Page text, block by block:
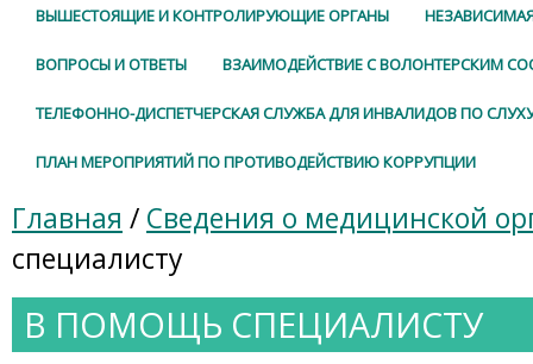
ВЫШЕСТОЯЩИЕ И КОНТРОЛИРУЮЩИЕ ОРГАНЫ
ВОПРОСЫ И ОТВЕТЫ ВЗАИМОДЕЙСТВИЕ С ВОЛОНТЕРСКИМ
ТЕЛЕФОННО-ДИСПЕТЧЕРСКАЯ СЛУЖБА ДЛЯ ИНВАЛИДОВ ПО
ПЛАН МЕРОПРИЯТИЙ ПО ПРОТИВОДЕЙСТВИЮ КОРРУПЦИИ
Главная / Сведения о медицинской
специалисту
В ПОМОЩЬ СПЕЦИАЛИСТУ